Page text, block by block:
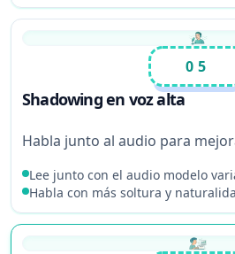
05
Shadowing en voz alta
Habla junto al audio para
Lee junto con el audio modelo
Habla con más soltura y